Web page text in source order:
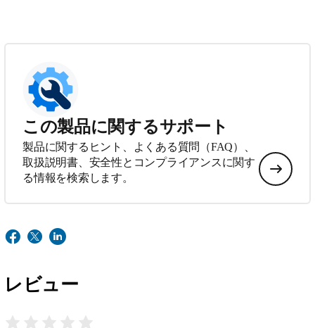
この製品に関するサポート
製品に関するヒント、よくある質問（FAQ）、
取扱説明書、安全性とコンプライアンスに関す
る情報を検索します。
レビュー